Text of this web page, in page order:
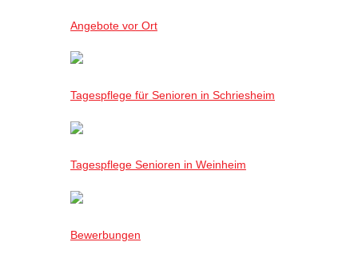
Angebote vor Ort
Tagespflege für Senioren in Schriesheim
Tagespflege Senioren in Weinheim
Bewerbungen